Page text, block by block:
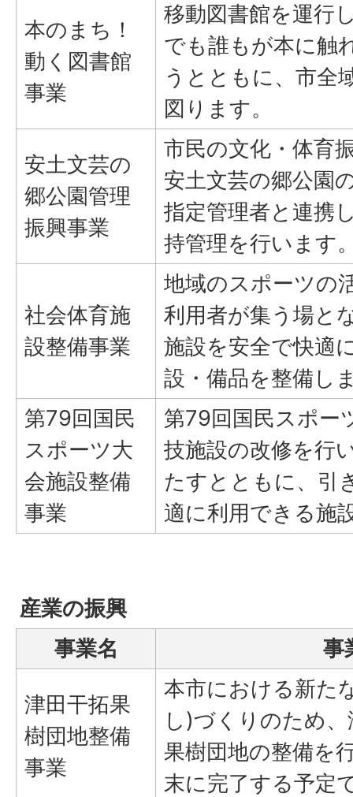
本のまち！
動く図書館
事業
移動図書館を運行
でも誰もが本に触
うとともに、市全
図ります。
安土文芸の
郷公園管理
振興事業
市民の文化・体育
安土文芸の郷公園
指定管理者と連携
持管理を行います
社会体育施
設整備事業
地域のスポーツの
利用者が集う場と
施設を安全で快適
設・備品を整備し
第79回国民
スポーツ大
会施設整備
事業
第79回国民スポー
技施設の改修を行
たすとともに、引
適に利用できる施
産業の振興
事業名
事
津田干拓果
樹団地整備
事業
本市における新た
し)づくりのため
果樹団地の整備を
末に完了する予定